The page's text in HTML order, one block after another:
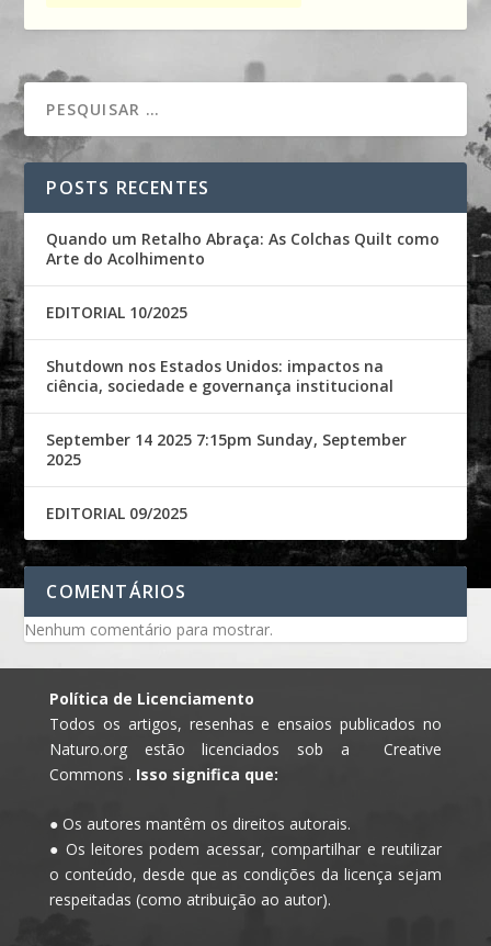
POSTS RECENTES
Quando um Retalho Abraça: As Colchas Quilt como
Arte do Acolhimento
EDITORIAL 10/2025
Shutdown nos Estados Unidos: impactos na
ciência, sociedade e governança institucional
September 14 2025 7:15pm Sunday, September
2025
EDITORIAL 09/2025
COMENTÁRIOS
Nenhum comentário para mostrar.
Política de Licenciamento
Todos os artigos, resenhas e ensaios publicados no
Naturo.org estão licenciados sob a Creative
Commons . Isso significa que:
● Os autores mantêm os direitos autorais.
● Os leitores podem acessar, compartilhar e reutilizar
o conteúdo, desde que as condições da licença sejam
respeitadas (como atribuição ao autor).